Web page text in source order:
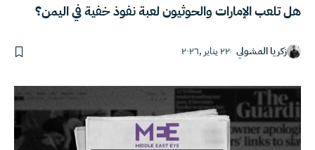
هل تلعب الإمارات والحوثيون لعبة نفوذ خفية في اليمن؟
زكريا المشولي ٢٢ يناير ,٢٠٢٦